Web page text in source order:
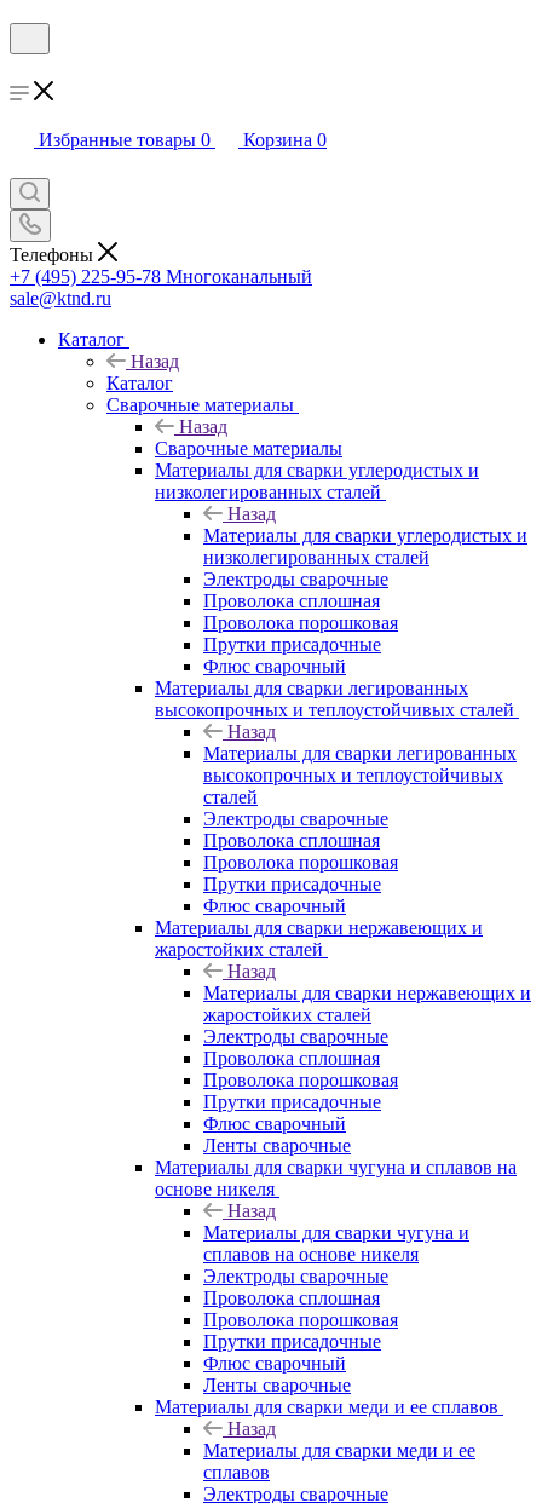
Избранные товары 0 Корзина 0
Телефоны
+7 (495) 225-95-78 Многоканальный
sale@ktnd.ru
Каталог
Назад
Каталог
Сварочные материалы
Назад
Сварочные материалы
Материалы для сварки углеродистых и
низколегированных сталей
Назад
Материалы для сварки углеродистых и
низколегированных сталей
Электроды сварочные
Проволока сплошная
Проволока порошковая
Прутки присадочные
Флюс сварочный
Материалы для сварки легированных
высокопрочных и теплоустойчивых сталей
Назад
Материалы для сварки легированных
высокопрочных и теплоустойчивых
сталей
Электроды сварочные
Проволока сплошная
Проволока порошковая
Прутки присадочные
Флюс сварочный
Материалы для сварки нержавеющих и
жаростойких сталей
Назад
Материалы для сварки нержавеющих и
жаростойких сталей
Электроды сварочные
Проволока сплошная
Проволока порошковая
Прутки присадочные
Флюс сварочный
Ленты сварочные
Материалы для сварки чугуна и сплавов на
основе никеля
Назад
Материалы для сварки чугуна и
сплавов на основе никеля
Электроды сварочные
Проволока сплошная
Проволока порошковая
Прутки присадочные
Флюс сварочный
Ленты сварочные
Материалы для сварки меди и ее сплавов
Назад
Материалы для сварки меди и ее
сплавов
Электроды сварочные